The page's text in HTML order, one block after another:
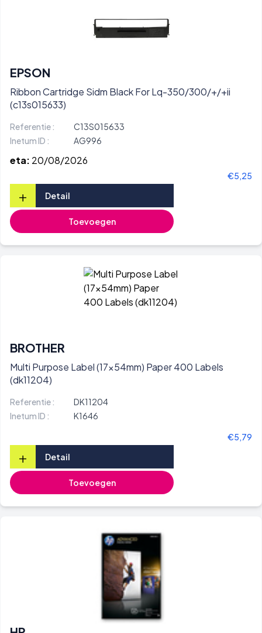
EPSON
Ribbon Cartridge Sidm Black For Lq-350/300/+/+ii
(c13s015633)
Referentie :
C13S015633
Inetum ID :
AG996
eta: 20/08/2026
€5,25
+ Detail
Toevoegen
BROTHER
Multi Purpose Label (17x54mm) Paper 400 Labels
(dk11204)
Referentie :
DK11204
Inetum ID :
K1646
€5,79
+ Detail
Toevoegen